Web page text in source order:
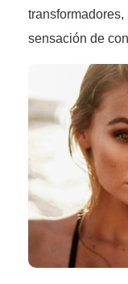
sensación de